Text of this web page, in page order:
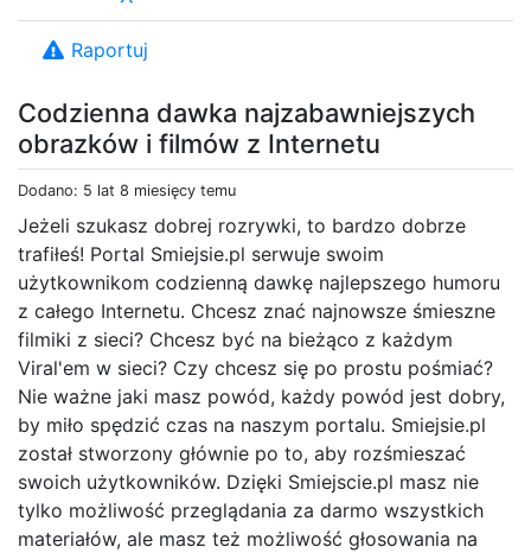
Codzienna dawka najzabawniejszych
obrazków i filmów z Internetu
Dodano: 5 lat 8 miesięcy temu
Jeżeli szukasz dobrej rozrywki, to bardzo dobrze
trafiłeś! Portal Smiejsie.pl serwuje swoim
użytkownikom codzienną dawkę najlepszego humoru
z całego Internetu. Chcesz znać najnowsze śmieszne
filmiki z sieci? Chcesz być na bieżąco z każdym
Viral'em w sieci? Czy chcesz się po prostu pośmiać?
Nie ważne jaki masz powód, każdy powód jest dobry,
by miło spędzić czas na naszym portalu. Smiejsie.pl
został stworzony głównie po to, aby rozśmieszać
swoich użytkowników. Dzięki Smiejscie.pl masz nie
tylko możliwość przeglądania za darmo wszystkich
materiałów, ale masz też możliwość głosowania na
Raportuj